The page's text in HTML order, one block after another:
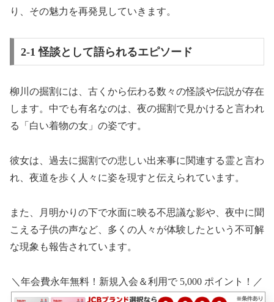
り、その魅力を再発見していきます。
2-1 怪談として語られるエピソード
柳川の掘割には、古くから伝わる数々の怪談や伝説が存在
します。中でも有名なのは、夜の掘割で見かけると言われ
る「白い着物の女」の姿です。
彼女は、過去に掘割での悲しい出来事に関連する霊と言わ
れ、夜道を歩く人々に姿を現すと伝えられています。
また、月明かりの下で水面に映る不思議な影や、夜中に聞
こえる子供の声など、多くの人々が体験したという不可解
な現象も報告されています。
＼年会費永年無料！新規入会＆利用で 5,000 ポイント！／